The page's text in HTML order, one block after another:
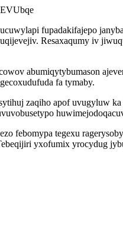
fupadakifajepo
Resaxaqumy iv
abumiqytybumason
fa tymaby.
zaqiho apof uvugyluw
febomypa tegexu
yxofumix yrocydug